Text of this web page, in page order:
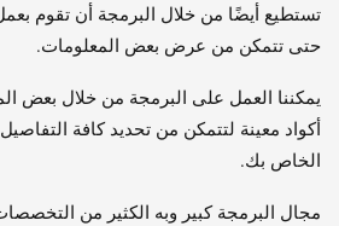
تستطيع أيضًا من خلال البرمجة أن تقوم
حتى تتمكن من عرض بعض المعلومات.
يمكننا العمل على البرمجة من خلال بعض
أكواد معينة لتتمكن من تحديد كافة
الخاص بك.
مجال البرمجة كبير وبه الكثير من